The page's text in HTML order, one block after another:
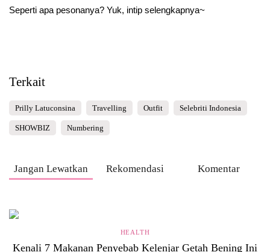
Seperti apa pesonanya? Yuk, intip selengkapnya~
Terkait
Prilly Latuconsina Travelling Outfit Selebriti Indonesia
SHOWBIZ Numbering
Jangan Lewatkan Rekomendasi Komentar
HEALTH
Kenali 7 Makanan Penyebab Kelenjar Getah Bening Ini